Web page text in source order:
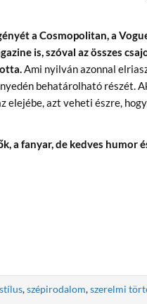
a Cosmopolitan, a
is, szóval az összes
Ami nyilván azonnal
behatárolható részét.
elejébe, azt veheti észre,
a fanyar, de kedves humor
,szépirodalom,szerelmi